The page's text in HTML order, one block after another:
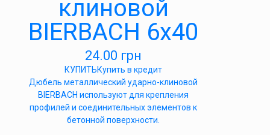
клиновой
BIERBACH 6х40
24.00 грн
КУПИТЬКупить в кредит
Дюбель металлический ударно-клиновой
BIERBACH используют для крепления
профилей и соединительных элементов к
бетонной поверхности.